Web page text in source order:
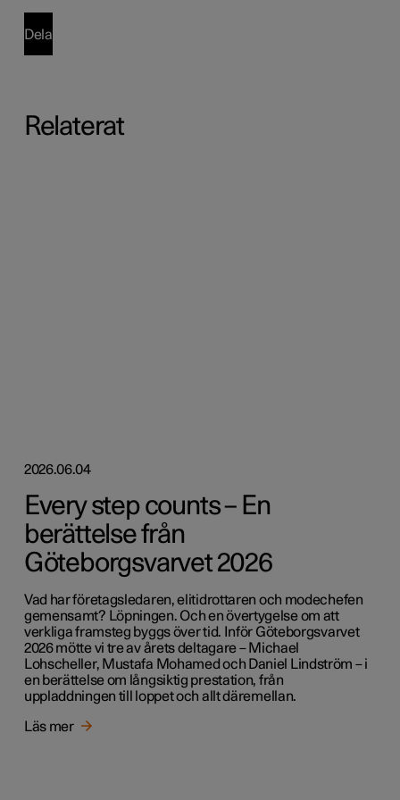
Dela
Relaterat
2026.06.04
Every step counts – En
berättelse från
Göteborgsvarvet 2026
Vad har företagsledaren, elitidrottaren och modechefen
gemensamt? Löpningen. Och en övertygelse om att
verkliga framsteg byggs över tid. Inför Göteborgsvarvet
2026 mötte vi tre av årets deltagare – Michael
Lohscheller, Mustafa Mohamed och Daniel Lindström – i
en berättelse om långsiktig prestation, från
uppladdningen till loppet och allt däremellan.
Läs mer